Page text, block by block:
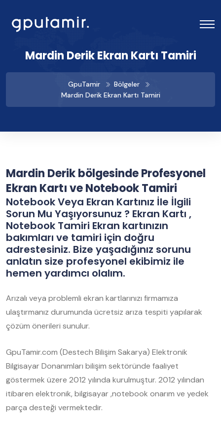
Mardin Derik Ekran Kartı Tamiri
GpuTamir
Bölgeler
Mardin Derik Ekran Kartı Tamiri
Mardin Derik bölgesinde Profesyonel
Ekran Kartı ve Notebook Tamiri
Notebook Veya Ekran Kartınız İle İlgili
Sorun Mu Yaşıyorsunuz ? Ekran Kartı ,
Notebook Tamiri Ekran kartınızın
bakımları ve tamiri için doğru
adrestesiniz. Bize yaşadığınız sorunu
anlatın size profesyonel ekibimiz ile
hemen yardımcı olalım.
Arızalı veya problemli ekran kartlarınızı firmamıza
ulaştırmanız durumunda ücretsiz arıza tespiti yapılarak
çözüm önerileri sunulur.
GpuTamir.com (Destech Bilişim Sakarya) Elektronik
Bilgisayar Donanımları bilişim sektöründe faaliyet
göstermek üzere 2012 yılında kurulmuştur. 2012 yılından
itibaren elektronik, bilgisayar ,notebook onarım ve yedek
parça desteği vermektedir.